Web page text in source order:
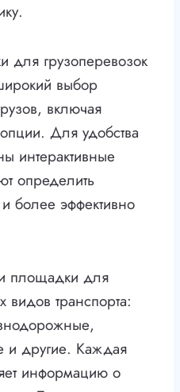
для грузоперевозок
выбор
включая
Для удобства
интерактивные
определить
более эффективно
площадки для
видов транспорта:
и другие. Каждая
информацию о